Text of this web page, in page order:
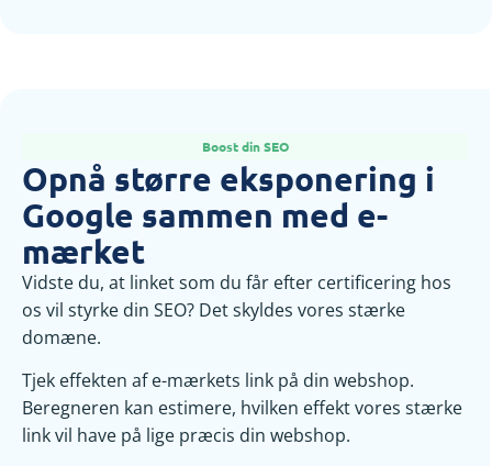
Boost din SEO
Opnå større eksponering i
Google sammen med e-
mærket
Vidste du, at linket som du får efter certificering hos
os vil styrke din SEO? Det skyldes vores stærke
domæne.
Tjek effekten af e-mærkets link på din webshop.
Beregneren kan estimere, hvilken effekt vores stærke
link vil have på lige præcis din webshop.